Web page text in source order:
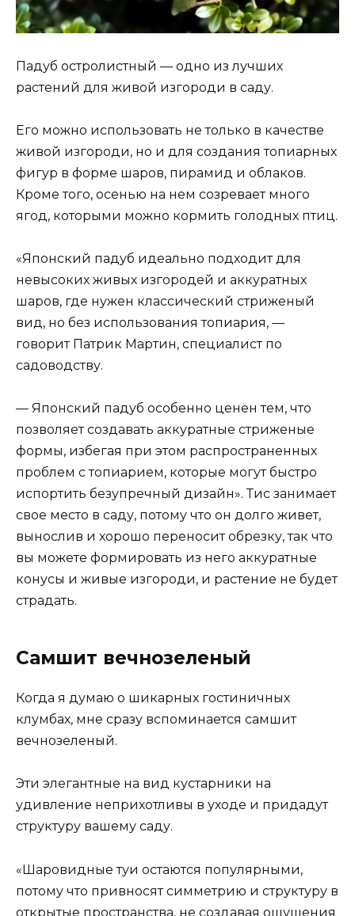
Падуб остролистный — одно из лучших
растений для живой изгороди в саду.
Его можно использовать не только в качестве
живой изгороди, но и для создания топиарных
фигур в форме шаров, пирамид и облаков.
Кроме того, осенью на нем созревает много
ягод, которыми можно кормить голодных птиц.
«Японский падуб идеально подходит для
невысоких живых изгородей и аккуратных
шаров, где нужен классический стриженый
вид, но без использования топиария, —
говорит Патрик Мартин, специалист по
садоводству.
— Японский падуб особенно ценен тем, что
позволяет создавать аккуратные стриженые
формы, избегая при этом распространенных
проблем с топиарием, которые могут быстро
испортить безупречный дизайн». Тис занимает
свое место в саду, потому что он долго живет,
вынослив и хорошо переносит обрезку, так что
вы можете формировать из него аккуратные
конусы и живые изгороди, и растение не будет
страдать.
Самшит вечнозеленый
Когда я думаю о шикарных гостиничных
клумбах, мне сразу вспоминается самшит
вечнозеленый.
Эти элегантные на вид кустарники на
удивление неприхотливы в уходе и придадут
структуру вашему саду.
«Шаровидные туи остаются популярными,
потому что привносят симметрию и структуру в
открытые пространства, не создавая ощущения